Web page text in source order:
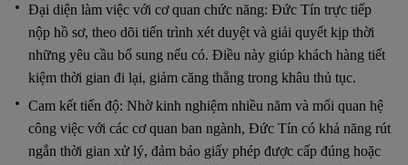
Đại diện làm việc với cơ quan chức năng: Đức Tín trực tiếp
nộp hồ sơ, theo dõi tiến trình xét duyệt và giải quyết kịp thời
những yêu cầu bổ sung nếu có. Điều này giúp khách hàng tiết
kiệm thời gian đi lại, giảm căng thẳng trong khâu thủ tục.
Cam kết tiến độ: Nhờ kinh nghiệm nhiều năm và mối quan hệ
công việc với các cơ quan ban ngành, Đức Tín có khả năng rút
ngắn thời gian xử lý, đảm bảo giấy phép được cấp đúng hoặc